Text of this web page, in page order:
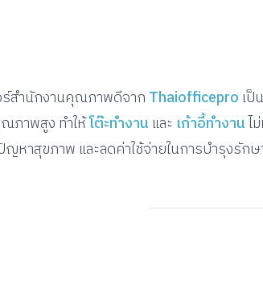
ร์สำนักงานคุณภาพดีจาก Thaiofficepro เ
ภาพสูง ทำให้โต๊ะทำงาน และ เก้าอี้ทำงานไ
ญหาสุขภาพ และลดค่าใช้จ่ายในการบำรุงรั